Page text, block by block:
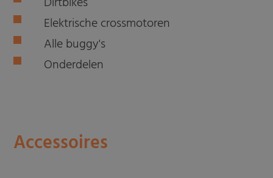
Elektrische crossmotoren
Alle buggy's
Onderdelen
Accessoires